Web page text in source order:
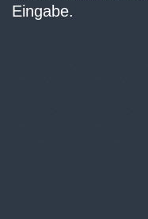
Eingabe.